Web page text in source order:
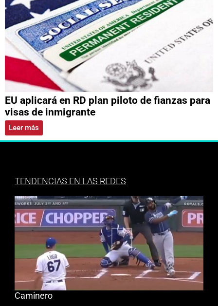
EU aplicará en RD plan piloto de fianzas para
visas de inmigrante
Leer más
TENDENCIAS EN LAS REDES
Caminero